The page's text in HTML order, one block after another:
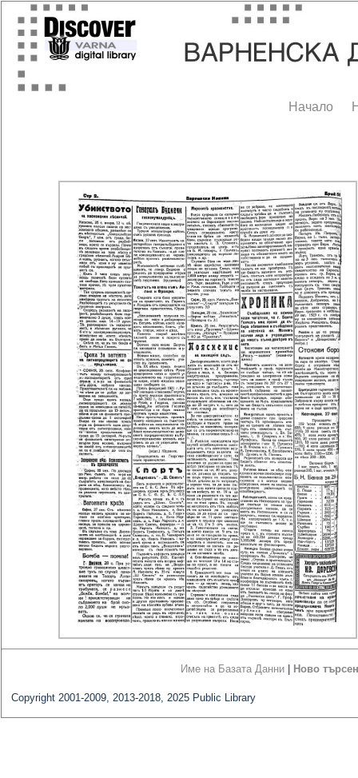
Начало
Име на Базата Данни Ново
Copyright 2001-2009, 2013-2018, 2025 Public Library